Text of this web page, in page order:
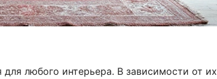
любого интерьера. В зависимости от их